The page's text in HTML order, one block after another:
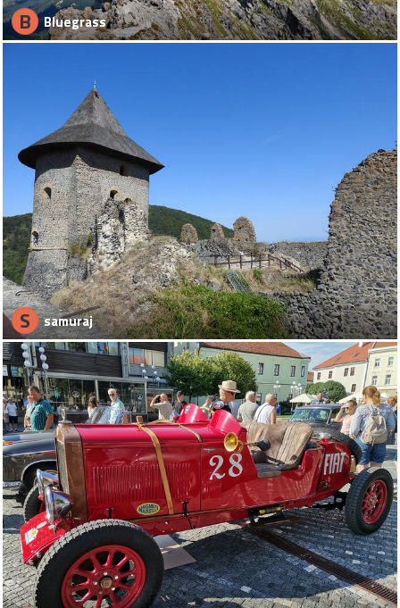
B Bluegrass
S samuraj